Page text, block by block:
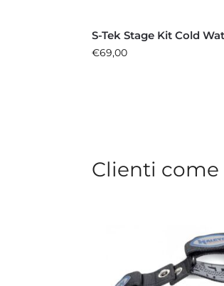
S-Tek Stage Kit Cold
€69,00
Clienti come